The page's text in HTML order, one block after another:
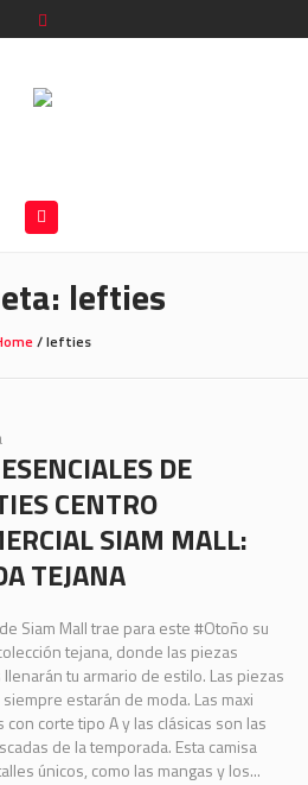
lefties
/lefties
DE
CENTRO
SIAM MALL:
TEJANA
Siam Mall trae para este #Otoño su
tejana, donde las piezas
llenarán tu armario de estilo. Las piezas
estarán de moda. Las maxi
con corte tipo A y las clásicas son las
de la temporada. Esta camisa
únicos, como las mangas y los...